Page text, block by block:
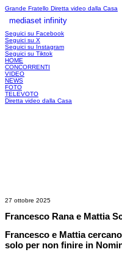
Grande Fratello Diretta video dalla Casa
mediaset infinity
Seguici su Facebook
Seguici su X
Seguici su Instagram
Seguici su Tiktok
HOME
CONCORRENTI
VIDEO
NEWS
FOTO
TELEVOTO
Diretta video dalla Casa
27 ottobre 2025
Francesco Rana e Mattia
Francesco e Mattia
solo per non finire in